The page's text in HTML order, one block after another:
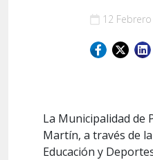
12
La Municipalidad de
Martín, a través de
Educación y